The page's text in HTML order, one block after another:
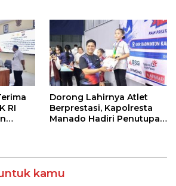
RI
Dorong Lahirnya Atlet
Berprestasi, Kapolresta
Manado Hadiri Penutupan
kamu